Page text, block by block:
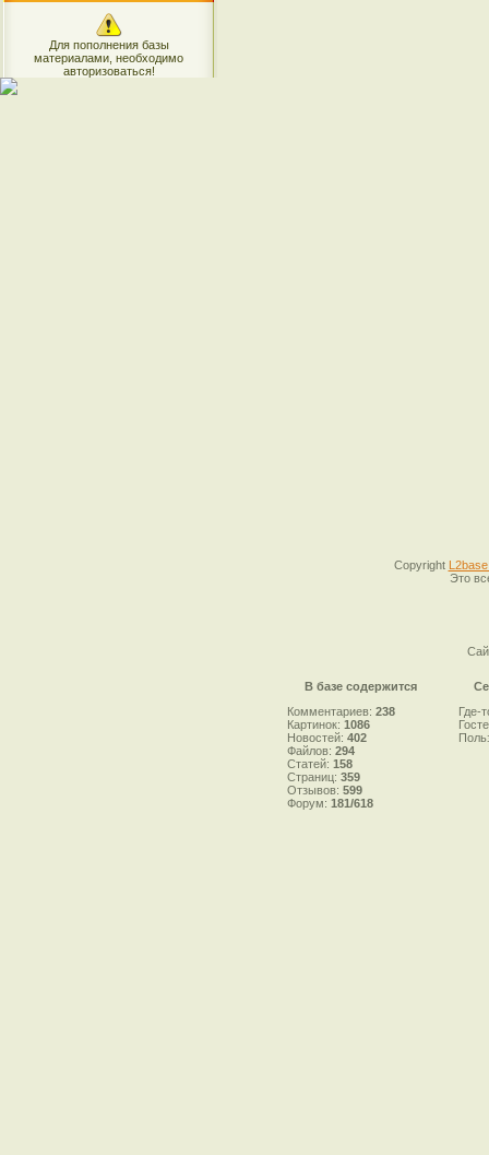
Для пополнения базы
материалами, необходимо
авторизоваться!
Copyright
Это
В базе содержится
Комментариев: 238
Картинок: 1086
Новостей: 402
Файлов: 294
Статей: 158
Страниц: 359
Отзывов: 599
Форум: 181/618
Где-